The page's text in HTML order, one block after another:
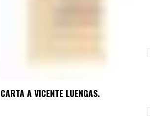
CARTA A VICENTE LUENGAS.